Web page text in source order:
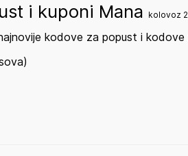
i kuponi Mana kolovoz
kodove za popust i kodove